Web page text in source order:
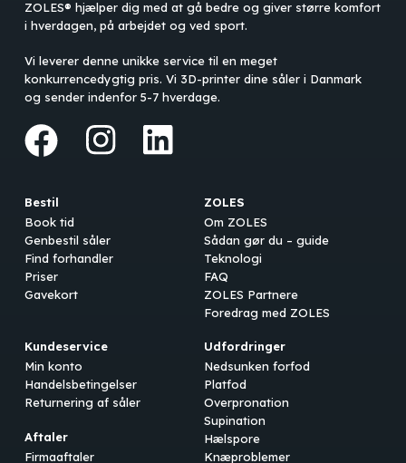
ZOLES® hjælper dig med at gå bedre og giver større komfort
i hverdagen, på arbejdet og ved sport.
Vi leverer denne unikke service til en meget
konkurrencedygtig pris. Vi 3D-printer dine såler i Danmark
og sender indenfor 5-7 hverdage.
Bestil
Book tid
Genbestil såler
Find forhandler
Priser
Gavekort
Aftaler
Firmaaftaler
ZOLES
Om ZOLES
Sådan gør du – guide
Teknologi
FAQ
ZOLES Partnere
Foredrag med ZOLES
Kundeservice
Min konto
Handelsbetingelser
Returnering af såler
Udfordringer
Nedsunken forfod
Platfod
Overpronation
Supination
Hælspore
Knæproblemer